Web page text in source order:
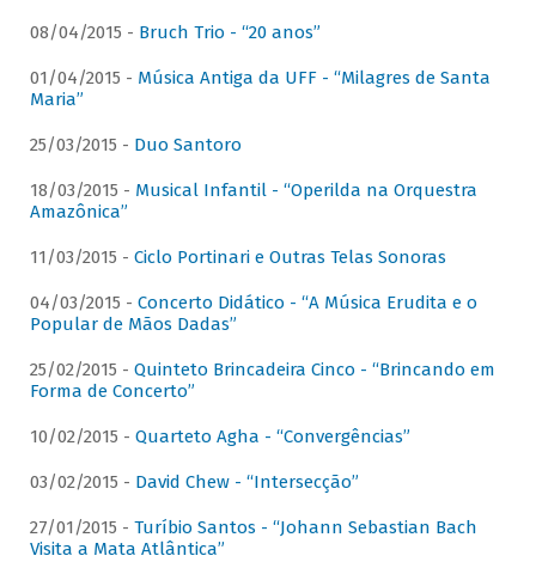
08/04/2015 - Bruch Trio - “20 anos”
01/04/2015 - Música Antiga da UFF - “Milagres de Santa
Maria”
25/03/2015 - Duo Santoro
18/03/2015 - Musical Infantil - “Operilda na Orquestra
Amazônica”
11/03/2015 - Ciclo Portinari e Outras Telas Sonoras
04/03/2015 - Concerto Didático - “A Música Erudita e o
Popular de Mãos Dadas”
25/02/2015 - Quinteto Brincadeira Cinco - “Brincando em
Forma de Concerto”
10/02/2015 - Quarteto Agha - “Convergências”
03/02/2015 - David Chew - “Intersecção”
27/01/2015 - Turíbio Santos - “Johann Sebastian Bach
Visita a Mata Atlântica”